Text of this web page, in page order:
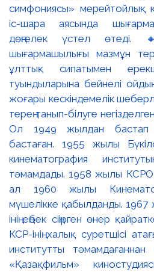
симфониясы» мерейтойлық
іс-шара аясында
дөңгелек үстел өтеді.
шығармашылығы мазмұн
ұлттық сипатымен
туындыларына бейнелі
жоғары кескіндемелік
терең танып-білуге
Ол 1949 жылдан бастап
бастаған. 1955 жылы
кинематография
тәмамдады. 1958 жылы КСРО
ал 1960 жылы
мүшелікке қабылданды.
інің еңбек сіңірген өнер
КСР-інің халық суретшісі
институтты
«Қазақфильм»